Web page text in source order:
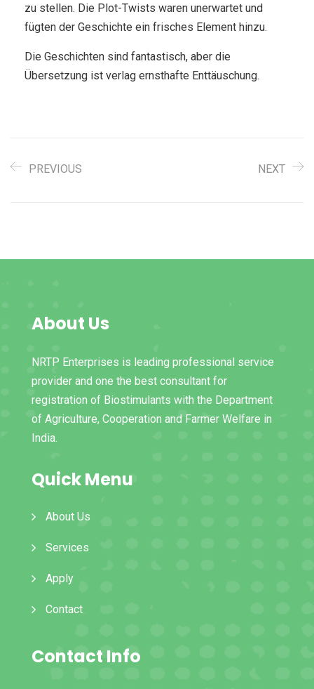
zu stellen. Die Plot-Twists waren unerwartet und
fügten der Geschichte ein frisches Element hinzu.
Die Geschichten sind fantastisch, aber die
Übersetzung ist verlag ernsthafte Enttäuschung.
PREVIOUS NEXT
About Us
NRTP Enterprises is leading professional service
provider and one the best consultant for
registration of Biostimulants with the Department
of Agriculture, Cooperation and Farmer Welfare in
India.
Quick Menu
About Us
Services
Apply
Contact
Contact Info